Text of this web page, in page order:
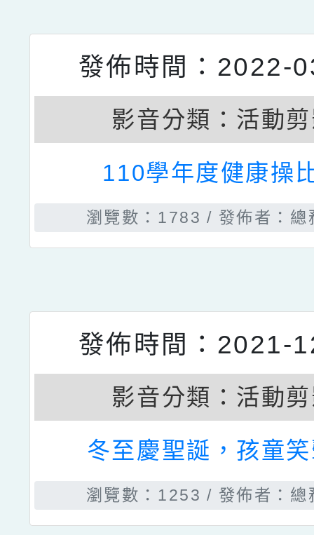
發佈時間：2022-
影音分類： 活動
110學年度健康操
瀏覽數：1783 發佈者：總